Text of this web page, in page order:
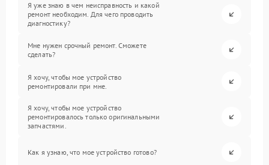
Я уже знаю в чем неисправность и какой
ремонт необходим. Для чего проводить
диагностику?
Мне нужен срочный ремонт. Сможете
сделать?
Я хочу, чтобы мое устройство
ремонтировали при мне.
Я хочу, чтобы мое устройство
ремонтировалось только оригинальными
запчастями.
Как я узнаю, что мое устройство готово?